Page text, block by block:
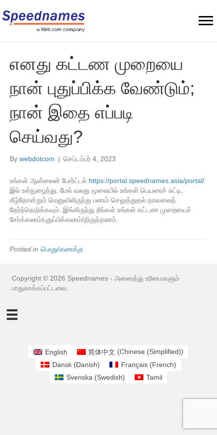
எனது கட்டண முறையை
நான் புதுப்பிக்க வேண்டும்;
நான் இதை எப்படி
செய்வது?
By webdotcom | செப்டம்பர் 4, 2023
உங்கள் ஆன்லைன் போர்ட்டல் https://portal.speednames.asia/portal/
இல் உள்நுழைந்து, மேல் வலது மூலையில் உங்கள் பெயரைச் சுட்டி,
கீழ்தோன்றும் மெனுவிலிருந்து பணம் செலுத்துதல் தாவலைத்
தேர்ந்தெடுக்கவும். இங்கிருந்து நீங்கள் உங்கள் கட்டண முறையைச்
சேர்க்கலாம்/புதுப்பிக்கலாம்/திருத்தலாம்.
Posted in பொது/கணக்கு
Copyright © 2026 Speednames - அனைத்து உரிமைகளும்
பாதுகாக்கப்பட்டவை.
English 简体中文 (Chinese (Simplified))
Dansk (Danish) Français(French)
Svenska (Swedish) Tamil